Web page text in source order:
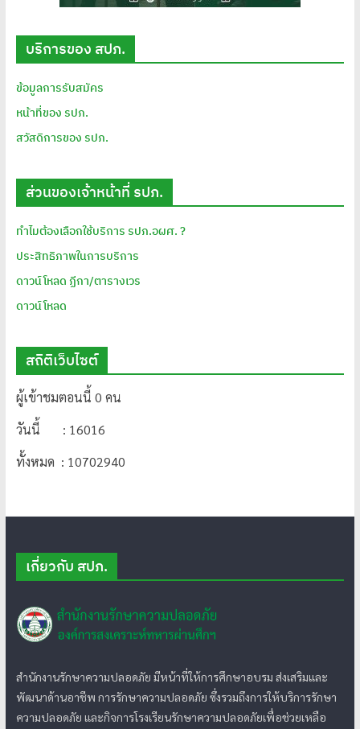
บริการของ สปภ.
ข้อมูลการรับสมัคร
หน้าที่ของ รปภ.
สวัสดิการของ รปภ.
ส่วนของเจ้าหน้าที่ รปภ.
ทำไมต้องเลือกใช้บริการ รปภ.อผศ. ?
ประสิทธิภาพในการบริการ
ดาวน์โหลด ฏีกา/ตารางเวร
ดาวน์โหลด
สถิติเว็บไซต์
ผู้เข้าชมตอนนี้ 0 คน
วันนี้ : 16016
ทั้งหมด : 10702940
เกี่ยวกับ สปภ.
สำนักงานรักษาความปลอดภัย มีหน้าที่ให้การศึกษาอบรม ส่งเสริมและ
พัฒนาด้านอาชีพ การรักษาความปลอดภัย ซึ่งรวมถึงการให้บริการรักษา
ความปลอดภัย และกิจการโรงเรียนรักษาความปลอดภัยเพื่อช่วยเหลือ